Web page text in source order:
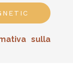
sulla